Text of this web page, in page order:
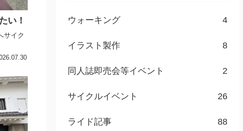
い！
サイク
ウォーキング 4
イラスト製作 8
同人誌即売会等イベント 2
サイクルイベント 26
ライド記事 88